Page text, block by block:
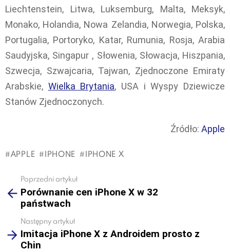
Liechtenstein, Litwa, Luksemburg, Malta, Meksyk,
Monako, Holandia, Nowa Zelandia, Norwegia, Polska,
Portugalia, Portoryko, Katar, Rumunia, Rosja, Arabia
Saudyjska, Singapur , Słowenia, Słowacja, Hiszpania,
Szwecja, Szwajcaria, Tajwan, Zjednoczone Emiraty
Arabskie, Wielka Brytania, USA i Wyspy Dziewicze
Stanów Zjednoczonych.
Źródło: Apple
APPLE IPHONE IPHONE X
more
Poprzedni artykuł
Porównanie cen iPhone X w 32
państwach
Następny artykuł
Imitacja iPhone X z Androidem prosto z
Chin